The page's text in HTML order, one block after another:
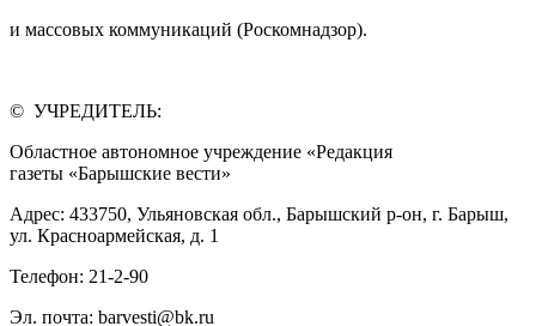
и массовых коммуникаций (Роскомнадзор).
© УЧРЕДИТЕЛЬ:
Областное автономное учреждение «Редакция
газеты «Барышские вести»
Адрес: 433750, Ульяновская обл., Барышский р-он, г. Барыш,
ул. Красноармейская, д. 1
Телефон: 21-2-90
Эл. почта: barvesti@bk.ru